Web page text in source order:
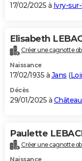
17/02/2025 à Ivry-
Elisabeth
Créer une cagnotte
Naissance
17/02/1935 à Jans (
Décès
29/01/2025 à
Paulette
Créer une cagnotte
Naissance